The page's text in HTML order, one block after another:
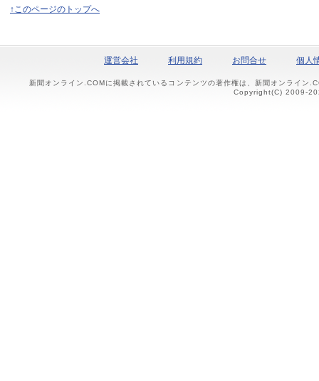
↑このページのトップへ
運営会社 利用規約 お問合せ 個人
新聞オンライン.COMに掲載されているコンテンツの著作権は、新聞オンライン
Copyright(C) 2009-